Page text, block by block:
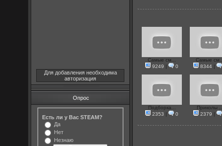
Для добавления необходима
авторизация
Опрос
Есть ли у Вас STEAM?
Да
Нет
Незнаю
Самые см...
9249 | 0
Самые
8344 |
Подборка...
2353 | 0
Приколы
2379 |